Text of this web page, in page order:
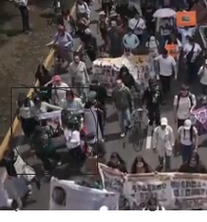
desaparecidos
Read in English
M
eses antes de
2026, altos
cuenta de que
“como se
Cuando se
Canadá,
al fin y al cabo, el consenso
que se sentía como un regreso a lo